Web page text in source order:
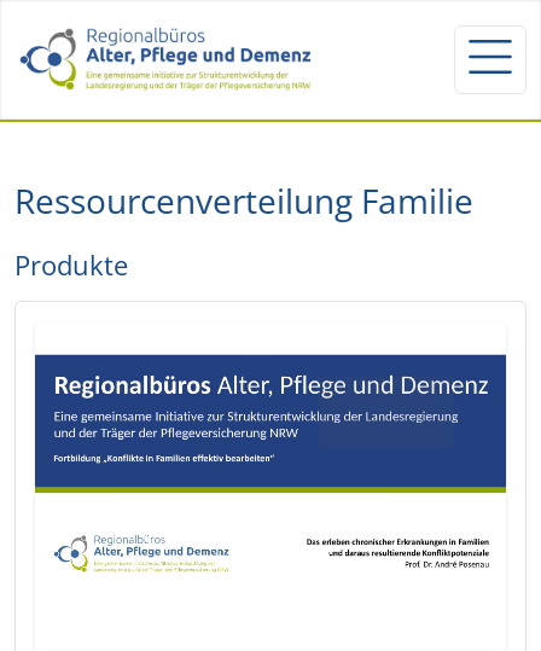
Ressourcenverteilung Familie
Produkte